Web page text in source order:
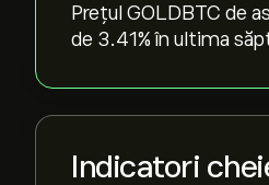
Prețul GOLDBTC de
de ‎3.41‎% în ultima
Indicatori